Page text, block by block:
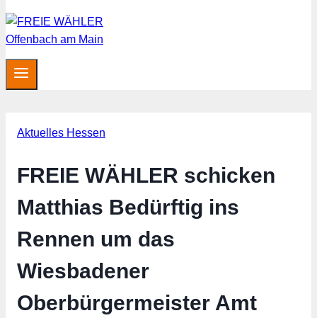
Aktuelles Hessen
FREIE WÄHLER schicken
Matthias Bedürftig ins
Rennen um das
Wiesbadener
Oberbürgermeister Amt